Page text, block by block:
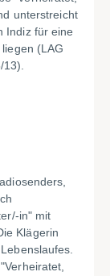
unterstreicht
Indiz für eine
(LAG
in" mit
Klägerin